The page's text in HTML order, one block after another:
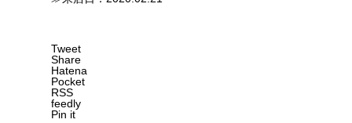
Tweet
Share
Hatena
Pocket
RSS
feedly
Pin it